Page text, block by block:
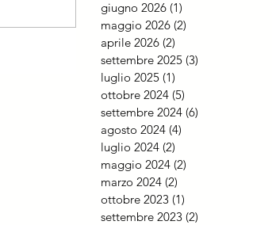
giugno 2026 (1)
maggio 2026 (2)
aprile 2026 (2)
settembre 2025 (3)
luglio 2025 (1)
ottobre 2024 (5)
settembre 2024 (6)
agosto 2024 (4)
luglio 2024 (2)
maggio 2024 (2)
marzo 2024 (2)
ottobre 2023 (1)
settembre 2023 (2)